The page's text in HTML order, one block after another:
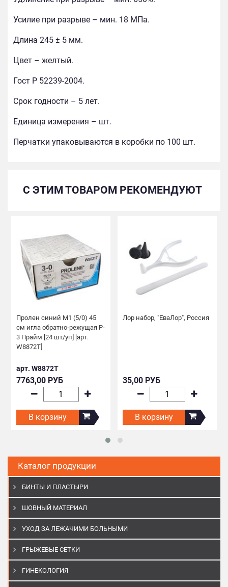
Каталог продукции
БИНТЫ И ПЛАСТЫРИ
ШОВНЫЙ МАТЕРИАЛ
УХОД ЗА ЛЕЖАЧИМИ БОЛЬНЫМИ
ГРЫЖЕВЫЕ СЕТКИ
ГИНЕКОЛОГИЯ
Усилие при разрыве – мин. 18 МПа.
Длина 245 ± 5 мм.
Цвет – желтый.
Гост Р 52239-2004.
Срок годности – 5 лет.
Единица измерения – шт.
Перчатки упаковываются в коробки по 100 шт.
С ЭТИМ ТОВАРОМ РЕКОМЕНДУЮТ
Пролен синий М1 (5/0) 45
см игла обратно-режущая P-
3 Прайм [24 шт/уп] [арт.
W8872T]
арт. W8872T
7763,00 РУБ
В корзину
Лор набор, "ЕваЛор", Россия
35,00 РУБ
В корзину